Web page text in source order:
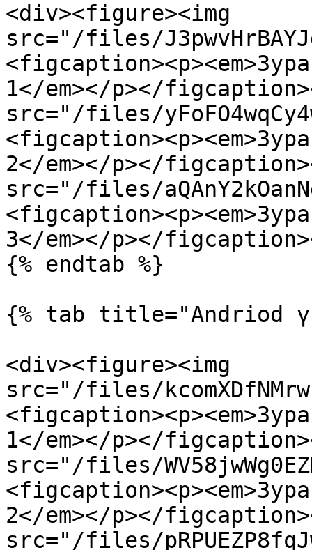
<div><figure><img
src="/files/
1</em></p></
src="/files/
2</em></p></
src="/files/
3</em></p></
{% endtab %}
{% tab title="Andriod
<div><figure><img
src="/files/
1</em></p></
src="/files/
2</em></p></
src="/files/